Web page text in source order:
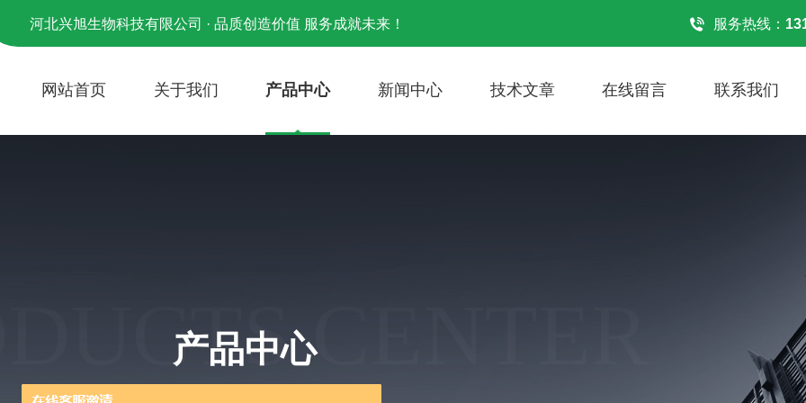
河北兴旭生物科技有限公司 · 品质创造价值 服务成就未来！ 服务热线：
网站首页 关于我们 产品中心 新闻中心 技术文章 在线留言 联系我们
CENTER
产品中心